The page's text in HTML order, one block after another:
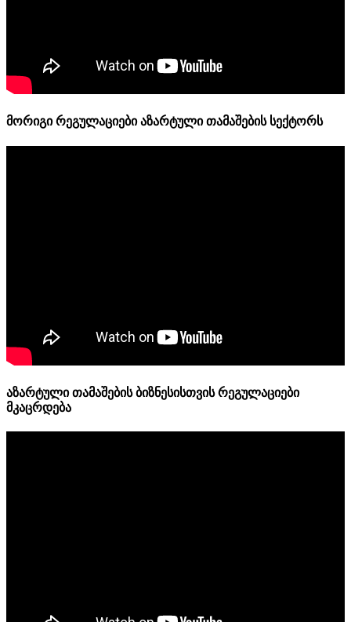
მორიგი რეგულაციები აზარტული თამაშების სექტორს
აზარტული თამაშების ბიზნესისთვის რეგულაციები
მკაცრდება